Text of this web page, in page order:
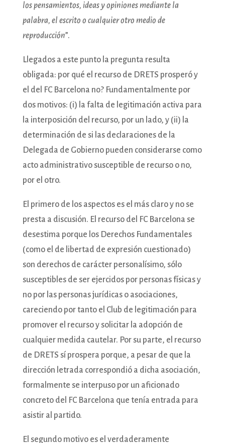
los pensamientos, ideas y opiniones mediante la
palabra, el escrito o cualquier otro medio de
reproducción”.
Llegados a este punto la pregunta resulta
obligada: por qué el recurso de DRETS prosperó y
el del FC Barcelona no? Fundamentalmente por
dos motivos: (i) la falta de legitimación activa para
la interposición del recurso, por un lado, y (ii) la
determinación de si las declaraciones de la
Delegada de Gobierno pueden considerarse como
acto administrativo susceptible de recurso o no,
por el otro.
El primero de los aspectos es el más claro y no se
presta a discusión. El recurso del FC Barcelona se
desestima porque los Derechos Fundamentales
(como el de libertad de expresión cuestionado)
son derechos de carácter personalísimo, sólo
susceptibles de ser ejercidos por personas físicas y
no por las personas jurídicas o asociaciones,
careciendo por tanto el Club de legitimación para
promover el recurso y solicitar la adopción de
cualquier medida cautelar. Por su parte, el recurso
de DRETS sí prospera porque, a pesar de que la
dirección letrada correspondió a dicha asociación,
formalmente se interpuso por un aficionado
concreto del FC Barcelona que tenía entrada para
asistir al partido.
El segundo motivo es el verdaderamente